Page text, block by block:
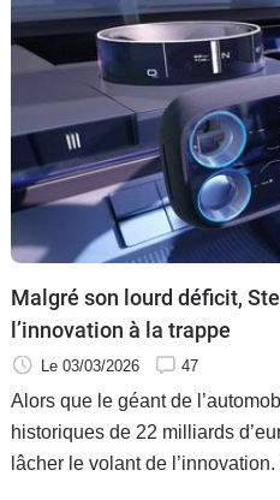
Malgré son lourd déficit,
l’innovation à la trappe
Le 03/03/2026 47
Alors que le géant de
historiques de 22 milliards
lâcher le volant de